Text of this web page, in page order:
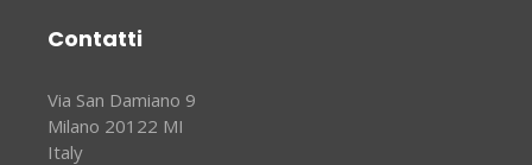
Contatti
Via San Damiano 9
Milano 20122 MI
Italy